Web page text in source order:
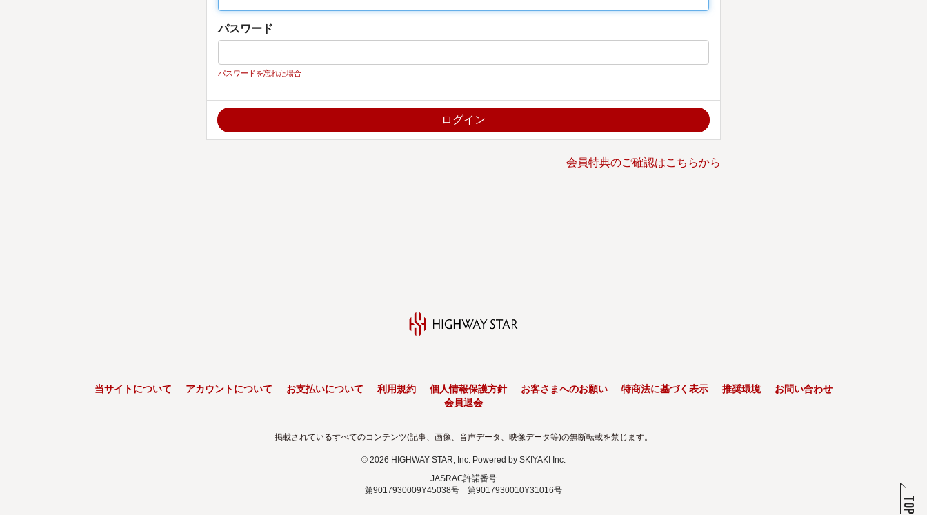
パスワード
パスワードを忘れた場合
会員特典のご確認はこちらから
TOP
当サイトについて アカウントについて お支払いについて 利用規約 個人情報保護方針 お客さまへのお願い 特商法に基づく表示 推奨環境
お問い合わせ
会員退会
掲載されているすべてのコンテンツ(記事、画像、音声データ、映像データ等)の無断転載を禁じます。
© 2026 HIGHWAY STAR, Inc. Powered by SKIYAKI Inc.
JASRAC許諾番号
第9017930009Y45038号 第9017930010Y31016号